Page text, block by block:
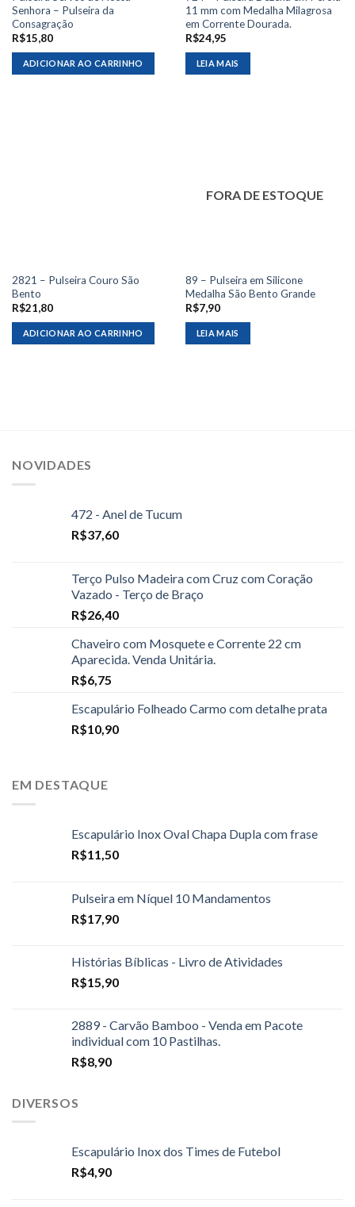
Senhora – Pulseira da
Consagração
R$15,80
ADICIONAR AO CARRINHO
11 mm com Medalha Milagrosa
em Corrente Dourada.
R$24,95
LEIA MAIS
2821 – Pulseira Couro São
Bento
R$21,80
ADICIONAR AO CARRINHO
FORA DE ESTOQUE
89 – Pulseira em Silicone
Medalha São Bento Grande
R$7,90
LEIA MAIS
NOVIDADES
472 - Anel de Tucum
R$37,60
Terço Pulso Madeira com Cruz com Coração
Vazado - Terço de Braço
R$26,40
Chaveiro com Mosquete e Corrente 22 cm
Aparecida. Venda Unitária.
R$6,75
Escapulário Folheado Carmo com detalhe prata
R$10,90
EM DESTAQUE
Escapulário Inox Oval Chapa Dupla com frase
R$11,50
Pulseira em Níquel 10 Mandamentos
R$17,90
Histórias Bíblicas - Livro de Atividades
R$15,90
2889 - Carvão Bamboo - Venda em Pacote
individual com 10 Pastilhas.
R$8,90
DIVERSOS
Escapulário Inox dos Times de Futebol
R$4,90